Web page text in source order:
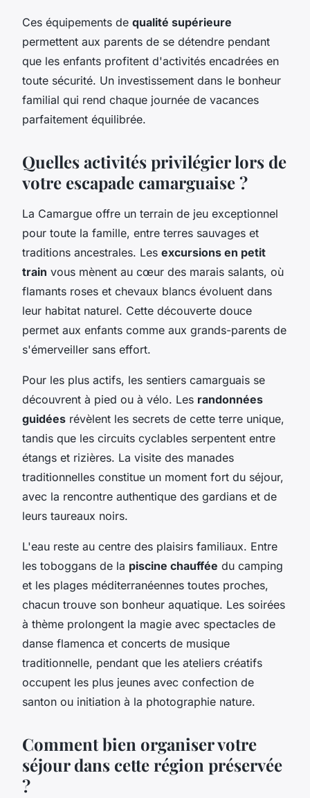
Ces équipements de qualité supérieure
permettent aux parents de se détendre pendant
que les enfants profitent d'activités encadrées en
toute sécurité. Un investissement dans le bonheur
familial qui rend chaque journée de vacances
parfaitement équilibrée.
Quelles activités privilégier lors de
votre escapade camarguaise ?
La Camargue offre un terrain de jeu exceptionnel
pour toute la famille, entre terres sauvages et
traditions ancestrales. Les excursions en petit
train vous mènent au cœur des marais salants, où
flamants roses et chevaux blancs évoluent dans
leur habitat naturel. Cette découverte douce
permet aux enfants comme aux grands-parents de
s'émerveiller sans effort.
Pour les plus actifs, les sentiers camarguais se
découvrent à pied ou à vélo. Les randonnées
guidées révèlent les secrets de cette terre unique,
tandis que les circuits cyclables serpentent entre
étangs et rizières. La visite des manades
traditionnelles constitue un moment fort du séjour,
avec la rencontre authentique des gardians et de
leurs taureaux noirs.
L'eau reste au centre des plaisirs familiaux. Entre
les toboggans de la piscine chauffée du camping
et les plages méditerranéennes toutes proches,
chacun trouve son bonheur aquatique. Les soirées
à thème prolongent la magie avec spectacles de
danse flamenca et concerts de musique
traditionnelle, pendant que les ateliers créatifs
occupent les plus jeunes avec confection de
santon ou initiation à la photographie nature.
Comment bien organiser votre
séjour dans cette région préservée
?